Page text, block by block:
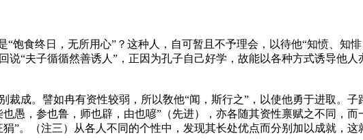
饱食终日，无所用心”？这种人，自可暂且不予理会，以待他“知愤、知
“夫子循循然善诱人”，正因为孔子自己好学，故能以各种方式诱导他人
裁成。譬如冉有资性较弱，所以敎他“闻，斯行之”，以使他勇于进取。
愚，参也鲁，师也辟，由也喭”（先进），亦各随其资性禀赋之不同，
”。（注三）从各人不同的个性中，发现其长处优点而分别加以成就，这